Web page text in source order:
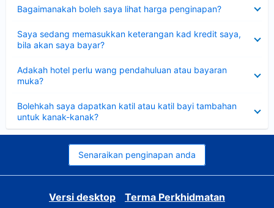
Bagaimanakah boleh saya lihat harga penginapan?
Saya sedang memasukkan keterangan kad kredit saya,
bila akan saya bayar?
Adakah hotel perlu wang pendahuluan atau bayaran
muka?
Bolehkah saya dapatkan katil atau katil bayi tambahan
untuk kanak-kanak?
Senaraikan penginapan anda
Versi desktop
Terma Perkhidmatan